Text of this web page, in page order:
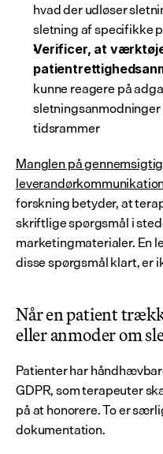
hvad der udløser
sletning af specifikke
Verificer, at
kunne reagere på
tidsrammer
Manglen på
forskning betyder, at
skriftlige spørgsmål i
marketingmaterialer. En
disse spørgsmål klart, er
Når en patient
eller anmoder om
Patienter har
GDPR, som terapeuter
på at honorere. To er
dokumentation.